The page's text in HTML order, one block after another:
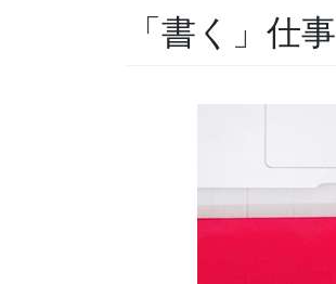
「書く」仕事